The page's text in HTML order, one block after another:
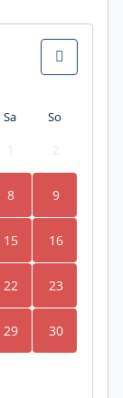
Sa So
2
8 9
15 16
22 23
29 30